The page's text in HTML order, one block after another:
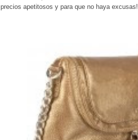
precios apetitosos y para que no haya excusas!